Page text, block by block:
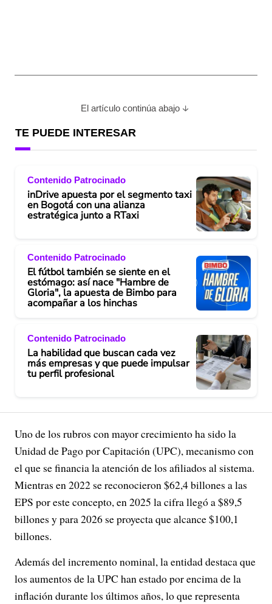
El artículo continúa abajo
TE PUEDE INTERESAR
Contenido Patrocinado
inDrive apuesta por el segmento taxi
en Bogotá con una alianza
estratégica junto a RTaxi
Contenido Patrocinado
El fútbol también se siente en el
estómago: así nace "Hambre de
Gloria", la apuesta de Bimbo para
acompañar a los hinchas
Contenido Patrocinado
La habilidad que buscan cada vez
más empresas y que puede impulsar
tu perfil profesional
Uno de los rubros con mayor crecimiento ha sido la
Unidad de Pago por Capitación (UPC), mecanismo con
el que se financia la atención de los afiliados al sistema.
Mientras en 2022 se reconocieron $62,4 billones a las
EPS por este concepto, en 2025 la cifra llegó a $89,5
billones y para 2026 se proyecta que alcance $100,1
billones.
Además del incremento nominal, la entidad destaca que
los aumentos de la UPC han estado por encima de la
inflación durante los últimos años, lo que representa